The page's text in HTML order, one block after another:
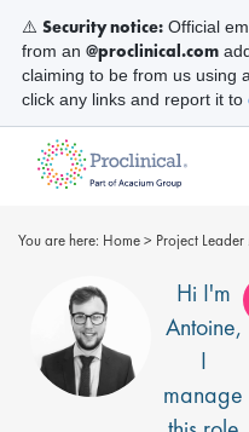
You are here: Home> Project Leader
Hi I'm
Antoine,
I
manage
⚠️ Security notice: Official
from an @proclinical.com
claiming to be from us using
click any links and report it to